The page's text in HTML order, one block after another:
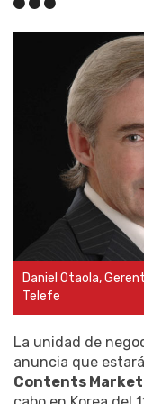
Daniel Otaola,
Telefe
La unidad de
anuncia que
Contents Market